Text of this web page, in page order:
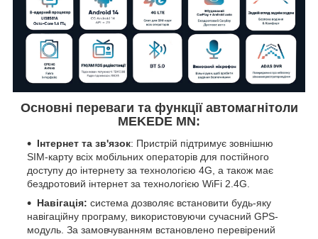
Основні переваги та функції автомагнітоли
MEKEDE MN:
Інтернет та зв'язок: Пристрій підтримує зовнішню
SIM-карту всіх мобільних операторів для постійного
доступу до інтернету за технологією 4G, а також має
бездротовий інтернет за технологією WiFi 2.4G.
Навігація: система дозволяє встановити будь-яку
навігаційну програму, використовуючи сучасний GPS-
модуль. За замовчуванням встановлено перевірений